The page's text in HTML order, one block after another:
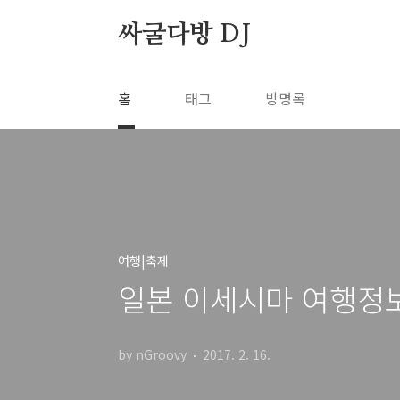
싸굴다방 DJ
홈 태그 방명록
여행|축제
일본 이세시마 여행정
by nGroovy 2017. 2. 16.